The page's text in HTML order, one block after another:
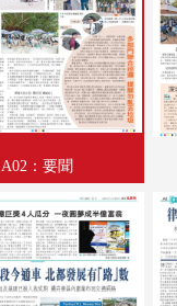
A02：要聞